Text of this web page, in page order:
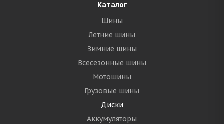
Каталог
Шины
Летние шины
Зимние шины
Всесезонные шины
Мотошины
Грузовые шины
Диски
Аккумуляторы